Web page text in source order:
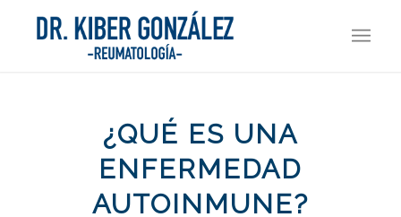
¿QUÉ ES UNA
ENFERMEDAD
AUTOINMUNE?